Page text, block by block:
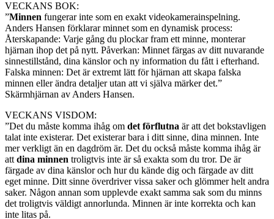
VECKANS BOK:
”Minnen fungerar inte som en exakt videokamerainspelning.
Anders Hansen förklarar minnet som en dynamisk process:
Återskapande: Varje gång du plockar fram ett minne, monterar
hjärnan ihop det på nytt. Påverkan: Minnet färgas av ditt nuvarande
sinnestillstånd, dina känslor och ny information du fått i efterhand.
Falska minnen: Det är extremt lätt för hjärnan att skapa falska
minnen eller ändra detaljer utan att vi själva märker det.”
Skärmhjärnan av Anders Hansen.
VECKANS VISDOM:
”Det du måste komma ihåg om det förflutna är att det bokstavligen
talat inte existerar. Det existerar bara i ditt sinne, dina minnen. Inte
mer verkligt än en dagdröm är. Det du också måste komma ihåg är
att dina minnen troligtvis inte är så exakta som du tror. De är
färgade av dina känslor och hur du kände dig och färgade av ditt
eget minne. Ditt sinne överdriver vissa saker och glömmer helt andra
saker. Någon annan som upplevde exakt samma sak som du minns
det troligtvis väldigt annorlunda. Minnen är inte korrekta och kan
inte litas på.